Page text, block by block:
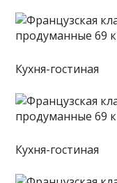
Кухня-гостиная
Кухня-гостиная